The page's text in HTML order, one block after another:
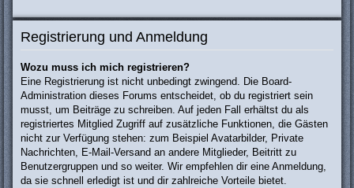
Registrierung und Anmeldung
Wozu muss ich mich registrieren?
Eine Registrierung ist nicht unbedingt zwingend. Die Board-
Administration dieses Forums entscheidet, ob du registriert sein
musst, um Beiträge zu schreiben. Auf jeden Fall erhältst du als
registriertes Mitglied Zugriff auf zusätzliche Funktionen, die Gästen
nicht zur Verfügung stehen: zum Beispiel Avatarbilder, Private
Nachrichten, E-Mail-Versand an andere Mitglieder, Beitritt zu
Benutzergruppen und so weiter. Wir empfehlen dir eine Anmeldung,
da sie schnell erledigt ist und dir zahlreiche Vorteile bietet.